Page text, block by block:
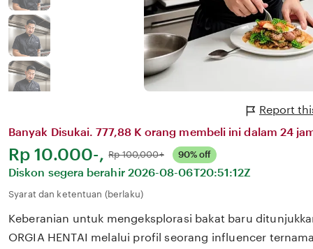
Report
Banyak Disukai. 777,88 K orang membeli ini dalam 24
Harga:
Rp 10.000-, Normal:
Rp 100,000+ 90% off
Diskon segera berahir 2026-08-06T20:51:12Z
Syarat dan ketentuan (berlaku)
Keberanian untuk mengeksplorasi bakat baru
ORGIA HENTAI melalui profil seorang influencer